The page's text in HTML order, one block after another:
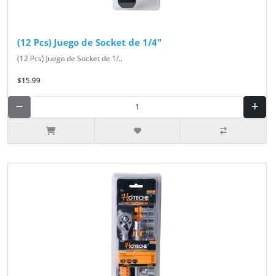
(12 Pcs) Juego de Socket de 1/4"
(12 Pcs) Juego de Socket de 1/..
$15.99